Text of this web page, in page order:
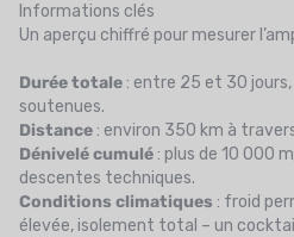
Informations clés
Un aperçu chiffré pour mesurer
Durée totale : entre 25 et 30
soutenues.
Distance : environ 350 km à
Dénivelé cumulé : plus de 10 000
descentes techniques.
Conditions climatiques : froid
élevée, isolement total – un